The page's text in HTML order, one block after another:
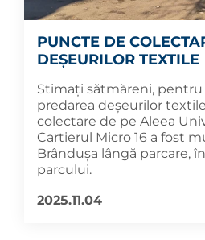
PUNCTE DE
DEȘEURILOR TEXTILE
Stimați sătmăreni, pentru
predarea deșeurilor
colectare de pe Aleea
Cartierul Micro 16 a fost
Brândușa lângă parcare,
parcului.
2025.11.04